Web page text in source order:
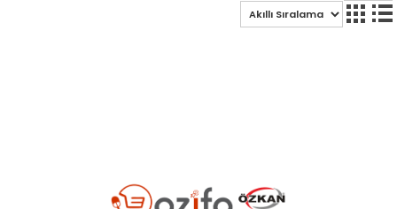
Oyuncak & Spor Gereçleri